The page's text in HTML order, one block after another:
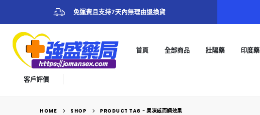
免運費且支持7天內無理由退換貨
首頁 全部商品 壯陽藥 印度藥
客戶評價
HOME SHOP PRODUCT TAG - 果凍威而鋼效果